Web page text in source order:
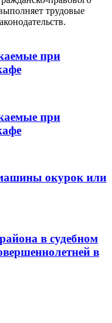
трудовые
при
при
окурок или
в судебном
в